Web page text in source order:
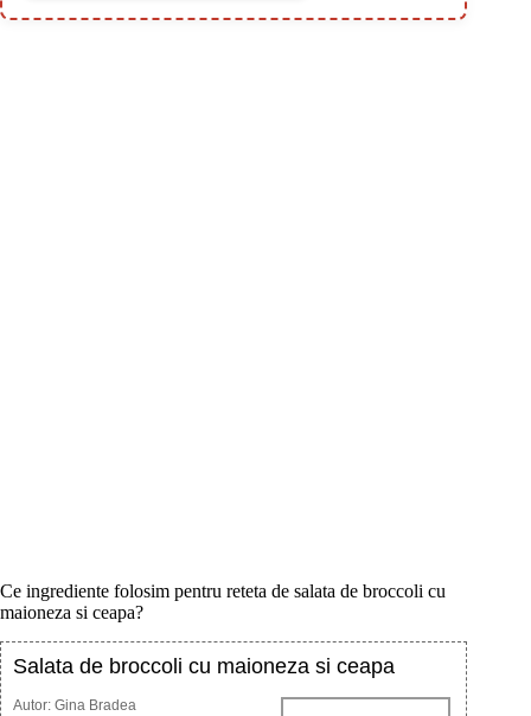
Ce ingrediente folosim pentru reteta de salata de broccoli cu
maioneza si ceapa?
Salata de broccoli cu maioneza si ceapa
Autor: Gina Bradea